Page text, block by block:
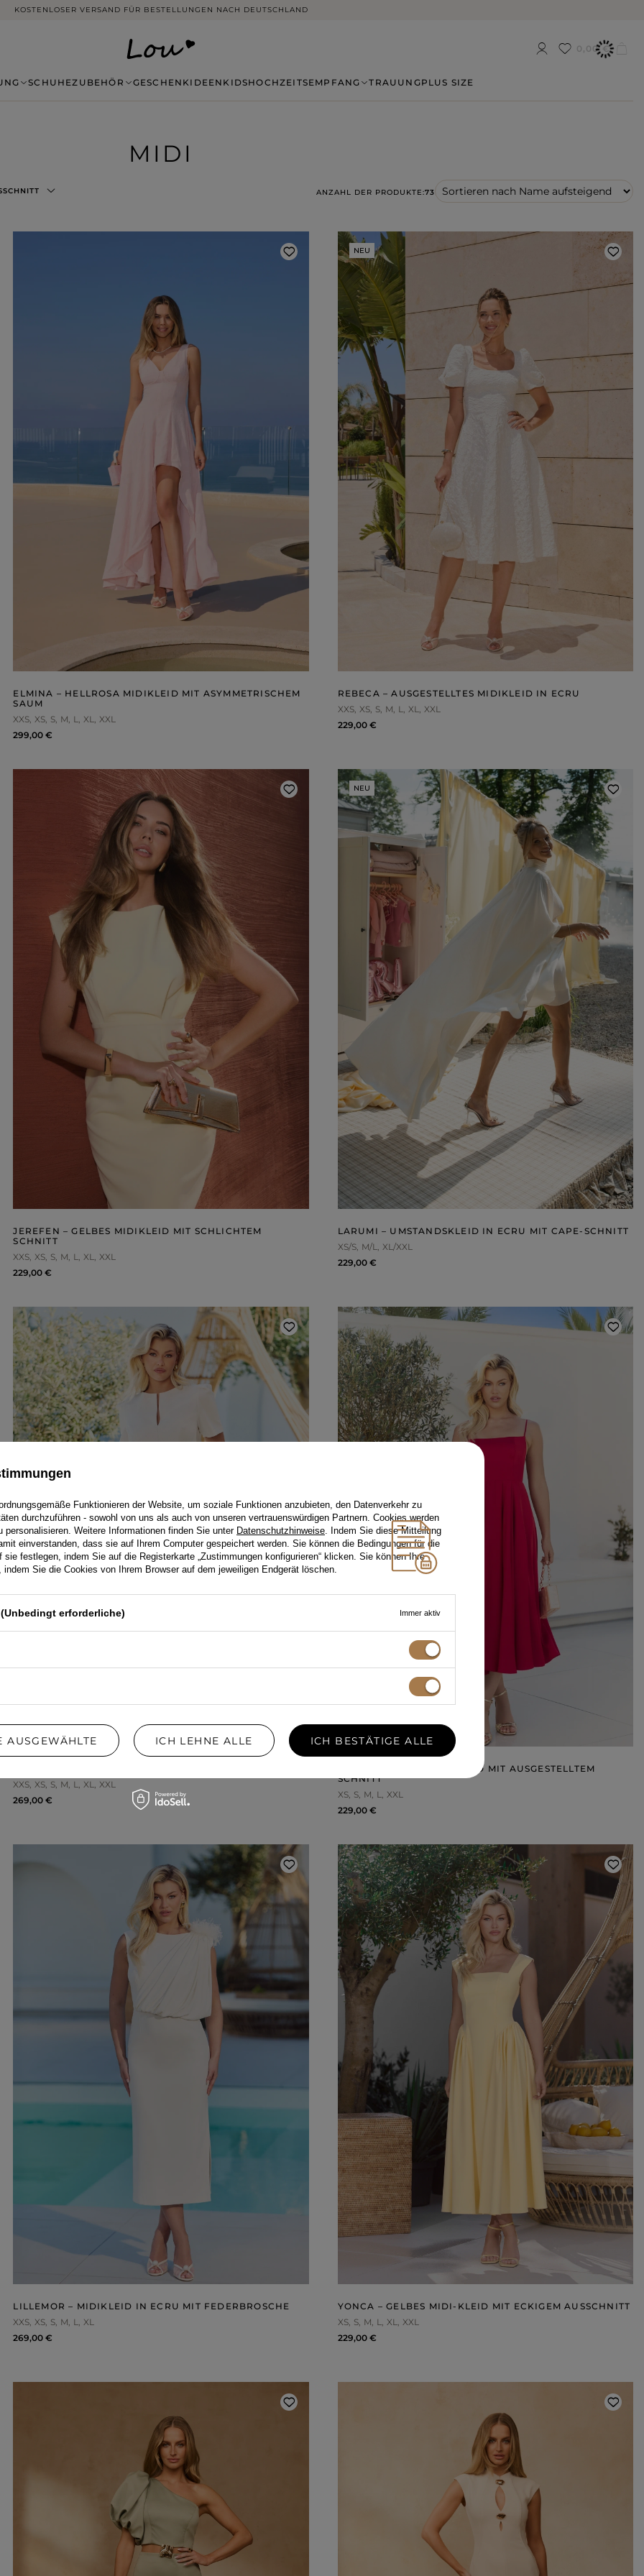
14 TAGE RÜCKGABE OHNE ANGABE VON GRÜNDEN
0,00 €
KARIERTE KLEIDER
TAILLIERTES KLEID
PAILLETTENKLEID
HERBSTKLEIDER
MINI
MAXI
AM RÜCKEN
AMERIKANISCHER
QUADRAT
U-BOOT
OHNE AUSSCHNITT
Ärmel / Träger
SCHUHEZUBEHÖR GESCHENKIDEEN KIDSHOCHZEITSEMPFANG TRAUUNGPLUS SIZE
MIDI
ANZAHL DER PRODUKTE:73
ELMINA – HELLROSA MIDIKLEID MIT ASYMMETRISCHEM
SAUM
XXS XS S M L XL XXL
299,00 €
NEU
REBECA – AUSGESTELLTES MIDIKLEID IN ECRU
XXS XS S M L XL XXL
229,00 €
JEREFEN – GELBES MIDIKLEID MIT SCHLICHTEM
SCHNITT
XXS XS S M L XL XXL
229,00 €
NEU
LARUMI – UMSTANDSKLEID IN ECRU MIT CAPE-SCHNITT
XS/S M/L XL/XXL
229,00 €
XXS XS S M L XL XXL
269,00 €
LIZBETH - ROTES MIDIKLEID MIT AUSGESTELLTEM
SCHNITT
XS S M L XXL
229,00 €
LILLEMOR – MIDIKLEID IN ECRU MIT FEDERBROSCHE
XXS XS S M L XL
269,00 €
YONCA – GELBES MIDI-KLEID MIT ECKIGEM AUSSCHNITT
XS S M L XL XXL
229,00 €
Funktionieren der Website, um soziale Funktionen anzubieten, den Datenverkehr zu
durchzuführen - sowohl von uns als auch von unseren vertrauenswürdigen Partnern. Cookies werden
personalisieren. Weitere Informationen finden Sie unter Datenschutzhinweise. Indem Sie diese Mitteilung
einverstanden, dass sie auf Ihrem Computer gespeichert werden. Sie können die Bedingungen für die
sie festlegen, indem Sie auf die Registerkarte „Zustimmungen konfigurieren“ klicken. Sie können Ihre
indem Sie die Cookies von Ihrem Browser auf dem jeweiligen Endgerät löschen.
erforderliche) Immer aktiv
AUSGEWÄHLTE ICH LEHNE ALLE ICH BESTÄTIGE ALLE